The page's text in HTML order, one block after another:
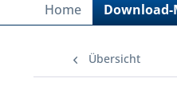
Home Download-
Übersicht